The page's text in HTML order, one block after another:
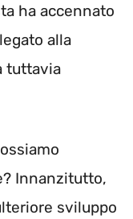
ha accennato
alla
tuttavia
Innanzitutto,
sviluppo